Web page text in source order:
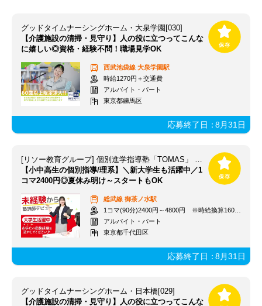
グッドタイムナーシングホーム・大泉学園[030]
【介護施設の清掃・見守り】人の役に立つってこんな
に嬉しい◎資格・経験不問！職場見学OK
西武池袋線 大泉学園駅
時給1270円＋交通費
アルバイト・パート
東京都練馬区
応募終了日：8月31日
[リソー教育グループ] 個別進学指導塾「TOMAS」 御茶ノ水校
【小中高生の個別指導/理系】＼新大学生も活躍中／1
コマ2400円◎夏休み明け～スタートもOK
総武線 御茶ノ水駅
1コマ(90分)2400円～4800円 ※時給換算1600円～3200円
アルバイト・パート
東京都千代田区
応募終了日：8月31日
グッドタイムナーシングホーム・日本橋[029]
【介護施設の清掃・見守り】人の役に立つってこんな